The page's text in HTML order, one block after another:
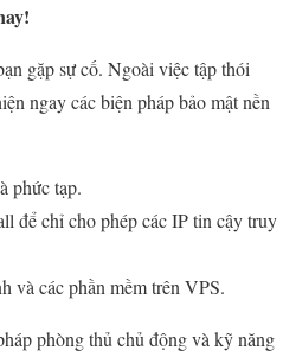
gặp sự cố. Ngoài việc tập thói
ngay các biện pháp bảo mật nền
phức tạp.
để chỉ cho phép các IP tin cậy truy
và các phần mềm trên VPS.
phòng thủ chủ động và kỹ năng